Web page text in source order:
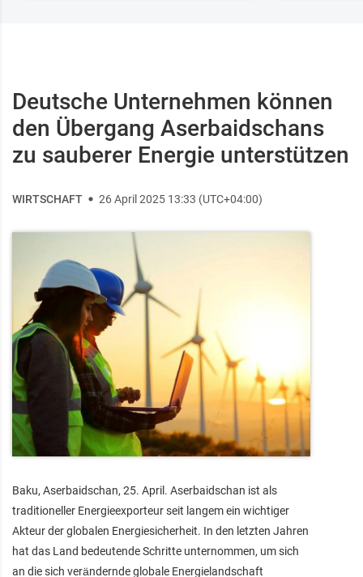
Deutsche Unternehmen können
den Übergang Aserbaidschans
zu sauberer Energie unterstützen
WIRTSCHAFT 26 April 2025 13:33 (UTC+04:00)
Baku, Aserbaidschan, 25. April. Aserbaidschan ist als
traditioneller Energieexporteur seit langem ein wichtiger
Akteur der globalen Energiesicherheit. In den letzten Jahren
hat das Land bedeutende Schritte unternommen, um sich
an die sich verändernde globale Energielandschaft